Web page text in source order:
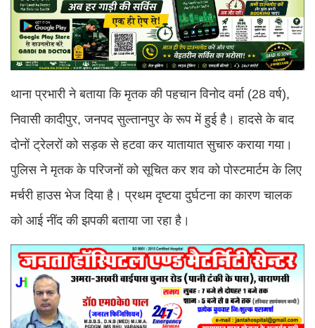
थाना प्रभारी ने बताया कि मृतक की पहचान विनोद वर्मा (28 वर्ष),
निवासी कादीपुर, जनपद सुल्तानपुर के रूप में हुई है। हादसे के बाद
दोनों ट्रेलरों को सड़क से हटवा कर यातायात सुचारु कराया गया।
पुलिस ने मृतक के परिजनों को सूचित कर शव को पोस्टमार्टम के लिए
मर्चरी हाउस भेज दिया है। प्रथम दृष्टया दुर्घटना का कारण चालक
को आई नींद की झपकी बताया जा रहा है।